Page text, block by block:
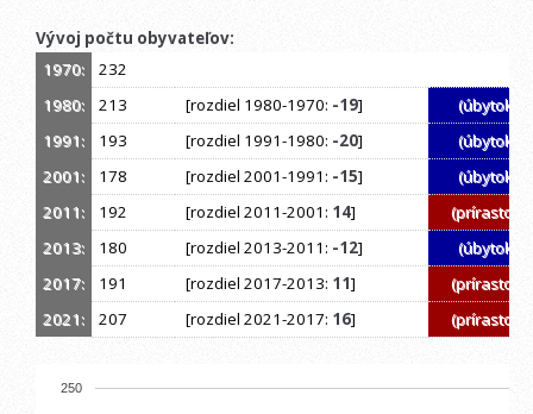
Vývoj počtu obyvateľov:
1970:
232
1980:
213 [rozdiel 1980-1970: -19]
(úbytok)
1991:
193 [rozdiel 1991-1980: -20]
(úbytok)
2001:
178 [rozdiel 2001-1991: -15]
(úbytok)
2011:
192 [rozdiel 2011-2001: 14]
(prírastok)
2013:
180 [rozdiel 2013-2011: -12]
(úbytok)
2017:
191 [rozdiel 2017-2013: 11]
(prírastok)
2021:
207 [rozdiel 2021-2017: 16] (prírastok)
250